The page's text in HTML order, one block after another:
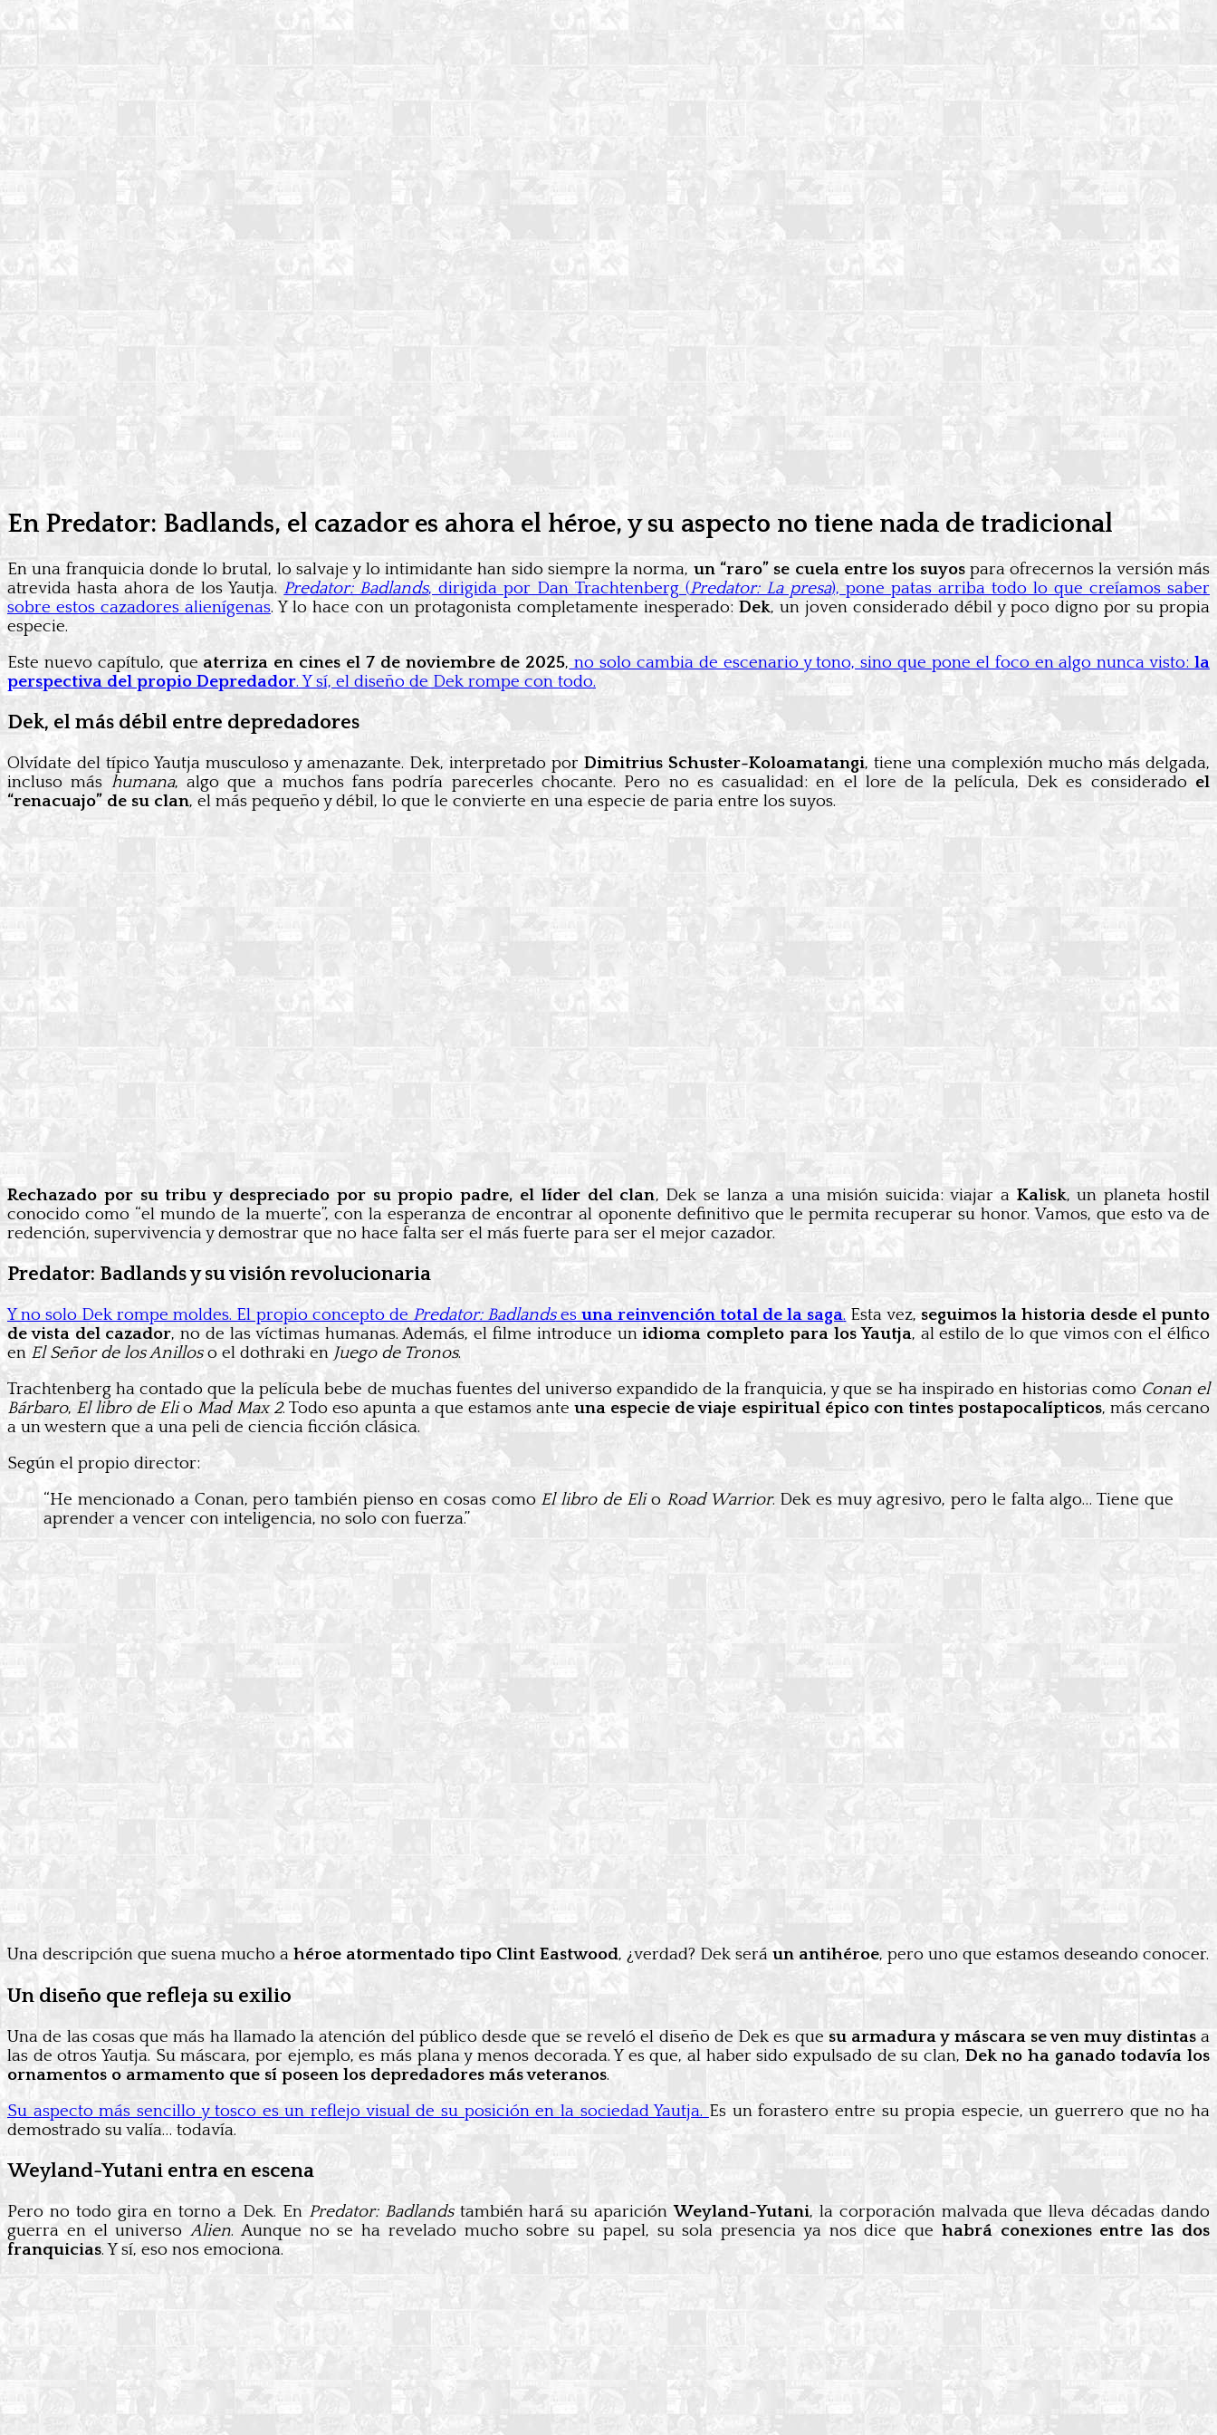
En Predator: Badlands, el cazador es ahora el héroe, y su aspecto no tiene nada de tradicional
En una franquicia donde lo brutal, lo salvaje y lo intimidante han sido siempre la norma, un “raro” se cuela entre los suyospara ofrecernos la versión más
atrevida hasta ahora de los Yautja. Predator: Badlands, dirigida por Dan Trachtenberg (Predator: La presa), pone patas arriba todo lo que creíamos saber
sobre estos cazadores alienígenas. Y lo hace con un protagonista completamente inesperado: Dek, un joven considerado débil y poco digno por su propia
especie.
Este nuevo capítulo, que aterriza en cines el 7 de noviembre de 2025, no solo cambia de escenario y tono, sino que pone el foco en algo nunca visto:la
perspectiva del propio Depredador. Y sí, el diseño de Dek rompe con todo.
Dek, el más débil entre depredadores
Olvídate del típico Yautja musculoso y amenazante. Dek, interpretado porDimitrius Schuster-Koloamatangi, tiene una complexión mucho más delgada,
incluso más humana, algo que a muchos fans podría parecerles chocante. Pero no es casualidad: en el lore de la película, Dek es considerado el
“renacuajo” de su clan, el más pequeño y débil, lo que le convierte en una especie de paria entre los suyos.
Rechazado por su tribu y despreciado por su propio padre, el líder del clan, Dek se lanza a una misión suicida: viajar a Kalisk, un planeta hostil
conocido como “el mundo de la muerte”, con la esperanza de encontrar al oponente definitivo que le permita recuperar su honor. Vamos, que esto va de
redención, supervivencia y demostrar que no hace falta ser el más fuerte para ser el mejor cazador.
Predator: Badlands y su visión revolucionaria
Y no solo Dek rompe moldes. El propio concepto de Predator: Badlandsesuna reinvención total de la saga. Esta vez, seguimos la historia desde el punto
de vista del cazador, no de las víctimas humanas. Además, el filme introduce un idioma completo para los Yautja, al estilo de lo que vimos con el élfico
en El Señor de los Anilloso el dothraki en Juego de Tronos.
Trachtenberg ha contado que la película bebe de muchas fuentes del universo expandido de la franquicia, y que se ha inspirado en historias como Conan el
Bárbaro,El libro de ElioMad Max 2. Todo eso apunta a que estamos anteuna especie de viaje espiritual épico con tintes postapocalípticos, más cercano
a un western que a una peli de ciencia ficción clásica.
Según el propio director:
“He mencionado a Conan, pero también pienso en cosas como El libro de Elio Road Warrior. Dek es muy agresivo, pero le falta algo… Tiene que
aprender a vencer con inteligencia, no solo con fuerza.”
Una descripción que suena mucho ahéroe atormentado tipo Clint Eastwood, ¿verdad? Dek será un antihéroe, pero uno que estamos deseando conocer.
Un diseño que refleja su exilio
Una de las cosas que más ha llamado la atención del público desde que se reveló el diseño de Dek es que su armadura y máscara se ven muy distintasa
las de otros Yautja. Su máscara, por ejemplo, es más plana y menos decorada. Y es que, al haber sido expulsado de su clan, Dek no ha ganado todavía los
ornamentos o armamento que sí poseen los depredadores más veteranos.
Su aspecto más sencillo y tosco es un reflejo visual de su posición en la sociedad Yautja. Es un forastero entre su propia especie, un guerrero que no ha
demostrado su valía… todavía.
Weyland-Yutani entra en escena
Pero no todo gira en torno a Dek. En Predator: Badlandstambién hará su apariciónWeyland-Yutani, la corporación malvada que lleva décadas dando
guerra en el universoAlien. Aunque no se ha revelado mucho sobre su papel, su sola presencia ya nos dice que habrá conexiones entre las dos
franquicias. Y sí, eso nos emociona.